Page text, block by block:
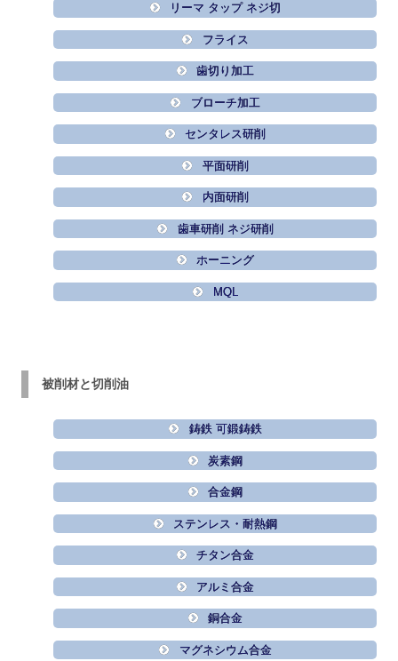
リーマ タップ ネジ切
フライス
歯切り加工
ブローチ加工
センタレス研削
平面研削
内面研削
歯車研削 ネジ研削
ホーニング
MQL
被削材と切削油
鋳鉄 可鍛鋳鉄
炭素鋼
合金鋼
ステンレス・耐熱鋼
チタン合金
アルミ合金
銅合金
マグネシウム合金